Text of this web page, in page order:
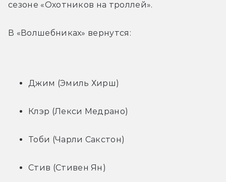
сезоне «Охотников на троллей».
В «Волшебниках» вернутся:
Джим (Эмиль Хирш)
Клэр (Лекси Медрано)
Тоби (Чарли Сакстон)
Стив (Стивен Ян)